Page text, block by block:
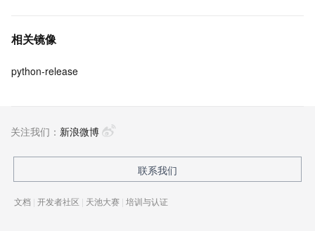
相关镜像
python-release
关注我们： 新浪微博
联系我们
文档 | 开发者社区 | 天池大赛 | 培训与认证